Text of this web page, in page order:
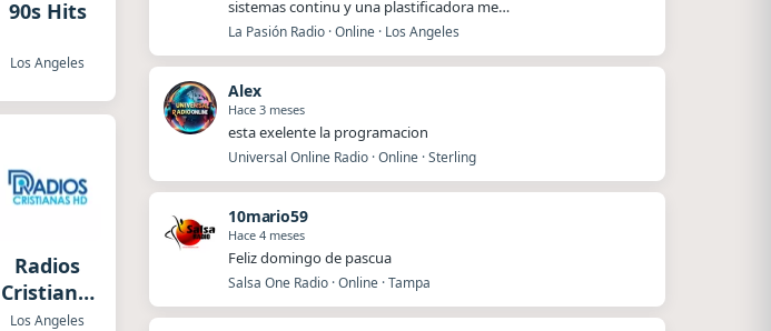
90s Hits
Los Angeles
Radios
Cristianas
HD
Los Angeles
sistemas continu y una plastificadora me…
La Pasión Radio · Online · Los Angeles
Alex
Hace 3 meses
esta exelente la programacion
Universal Online Radio · Online · Sterling
10mario59
Hace 4 meses
Feliz domingo de pascua
Salsa One Radio · Online · Tampa